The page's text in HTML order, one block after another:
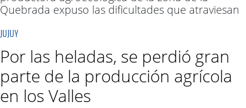
Quebrada expuso las dificultades que atraviesan
JUJUY
Por las heladas, se perdió gran
parte de la producción agrícola
en los Valles